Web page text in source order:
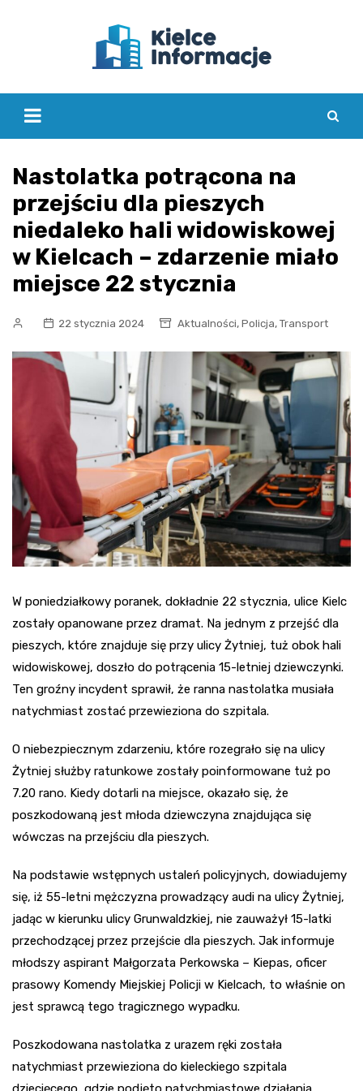
Nastolatka potrącona na
przejściu dla pieszych
niedaleko hali widowiskowej
w Kielcach – zdarzenie miało
miejsce 22 stycznia
22 stycznia 2024 Aktualności, Policja, Transport
W poniedziałkowy poranek, dokładnie 22 stycznia, ulice Kielc
zostały opanowane przez dramat. Na jednym z przejść dla
pieszych, które znajduje się przy ulicy Żytniej, tuż obok hali
widowiskowej, doszło do potrącenia 15-letniej dziewczynki.
Ten groźny incydent sprawił, że ranna nastolatka musiała
natychmiast zostać przewieziona do szpitala.
O niebezpiecznym zdarzeniu, które rozegrało się na ulicy
Żytniej służby ratunkowe zostały poinformowane tuż po
7.20 rano. Kiedy dotarli na miejsce, okazało się, że
poszkodowaną jest młoda dziewczyna znajdująca się
wówczas na przejściu dla pieszych.
Na podstawie wstępnych ustaleń policyjnych, dowiadujemy
się, iż 55-letni mężczyzna prowadzący audi na ulicy Żytniej,
jadąc w kierunku ulicy Grunwaldzkiej, nie zauważył 15-latki
przechodzącej przez przejście dla pieszych. Jak informuje
młodszy aspirant Małgorzata Perkowska – Kiepas, oficer
prasowy Komendy Miejskiej Policji w Kielcach, to właśnie on
jest sprawcą tego tragicznego wypadku.
Poszkodowana nastolatka z urazem ręki została
natychmiast przewieziona do kieleckiego szpitala